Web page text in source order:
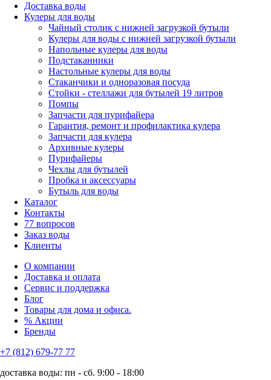
Доставка воды
Кулеры для воды
Чайный столик с нижней загрузкой бутыли
Кулеры для воды с нижней загрузкой бутыли
Напольные кулеры для воды
Подстаканники
Настольные кулеры для воды
Стаканчики и одноразовая посуда
Стойки - стеллажи для бутылей 19 литров
Помпы
Запчасти для пурифайера
Гарантия, ремонт и профилактика кулера
Запчасти для кулера
Архивные кулеры
Пурифайеры
Чехлы для бутылей
Пробка и аксессуары
Бутыль для воды
Каталог
Контакты
77 вопросов
Заказ воды
Клиенты
О компании
Доставка и оплата
Сервис и поддержка
Блог
Товары для дома и офиса.
% Акции
Бренды
+7 (812) 679-77 77
доставка воды: пн - сб. 9:00 - 18:00